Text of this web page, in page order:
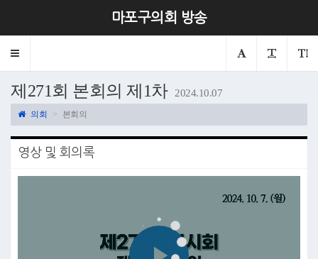
마포구의회 방송
Toggle
제271회 본회의 제1차 2024.10.07
의회 본회의
영상 및 회의록